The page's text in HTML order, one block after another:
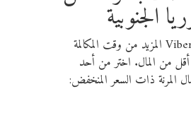
الجنوبية
يمنحك Viber Out المزيد من وقت المكالمة
أقل من المال. اختر من أحد
المرنة ذات السعر المنخفض: